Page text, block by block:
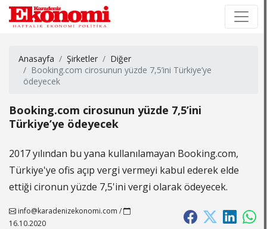
Anasayfa Şirketler
Diğer
Booking.com cirosunun yüzde 7,5’ini Türkiye’ye
ödeyecek
Booking.com cirosunun yüzde 7,5’ini
Türkiye’ye ödeyecek
2017 yılından bu yana kullanılamayan Booking.com,
Türkiye'ye ofis açıp vergi vermeyi kabul ederek elde
ettiği cironun yüzde 7,5'ini vergi olarak ödeyecek.
info@karadenizekonomi.com /
16.10.2020
×
×